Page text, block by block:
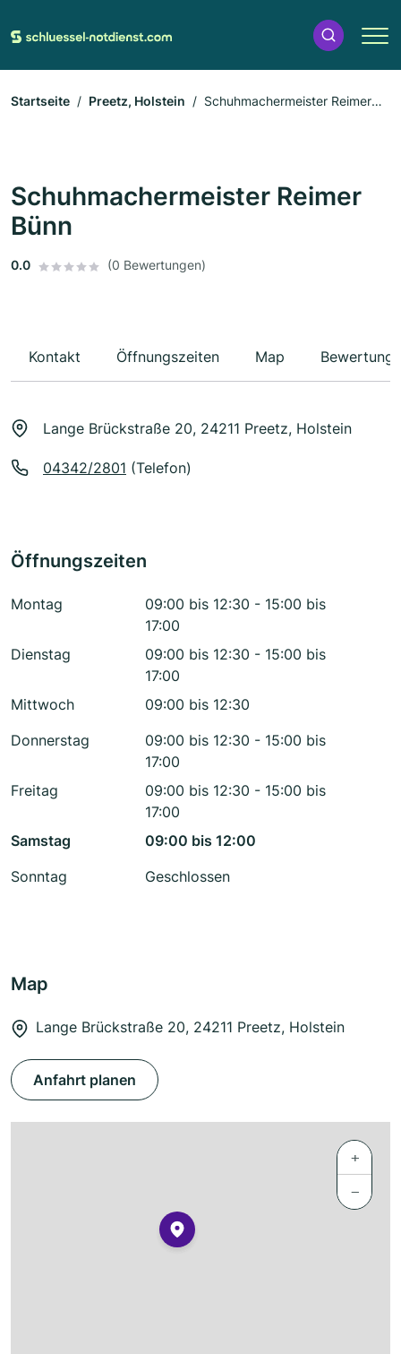
Startseite Preetz, Holstein
Schuhmachermeister Reimer
Schuhmachermeister Reimer
Bünn
0.0 (0 Bewertungen)
Kontakt Öffnungszeiten Map
Lange Brückstraße 20, 24211 Preetz, Holstein
04342/2801 (Telefon)
Öffnungszeiten
Montag
09:00 bis 12:30 - 15:00 bis
17:00
Dienstag
09:00 bis 12:30 - 15:00 bis
17:00
Mittwoch
09:00 bis 12:30
Donnerstag
09:00 bis 12:30 - 15:00 bis
17:00
Freitag
09:00 bis 12:30 - 15:00 bis
17:00
Samstag
09:00 bis 12:00
Sonntag
Geschlossen
Map
Lange Brückstraße 20, 24211 Preetz, Holstein
Anfahrt planen
+
−